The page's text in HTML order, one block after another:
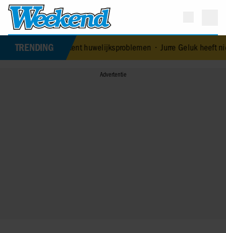
TRENDING
ontkent huwelijksproblemen•Jurre Geluk heeft nieuwe